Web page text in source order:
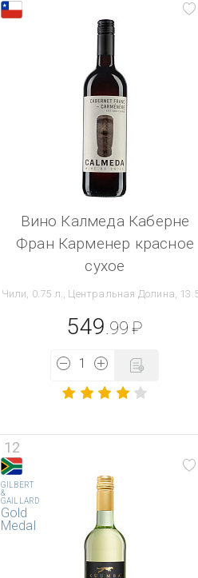
Вино Калмеда Каберне
Фран Карменер красное
сухое
Чили, 0.75 л., Центральная Долина,
549 .99 ₽
GILBERT
&
GAILLARD
Gold
Medal
12